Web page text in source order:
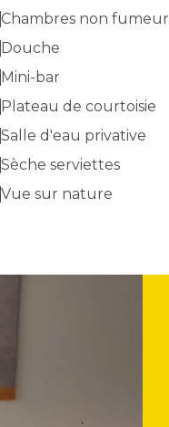
Chambres non fumeur
Douche
Mini-bar
Plateau de courtoisie
Salle d'eau privative
Sèche serviettes
Vue sur nature